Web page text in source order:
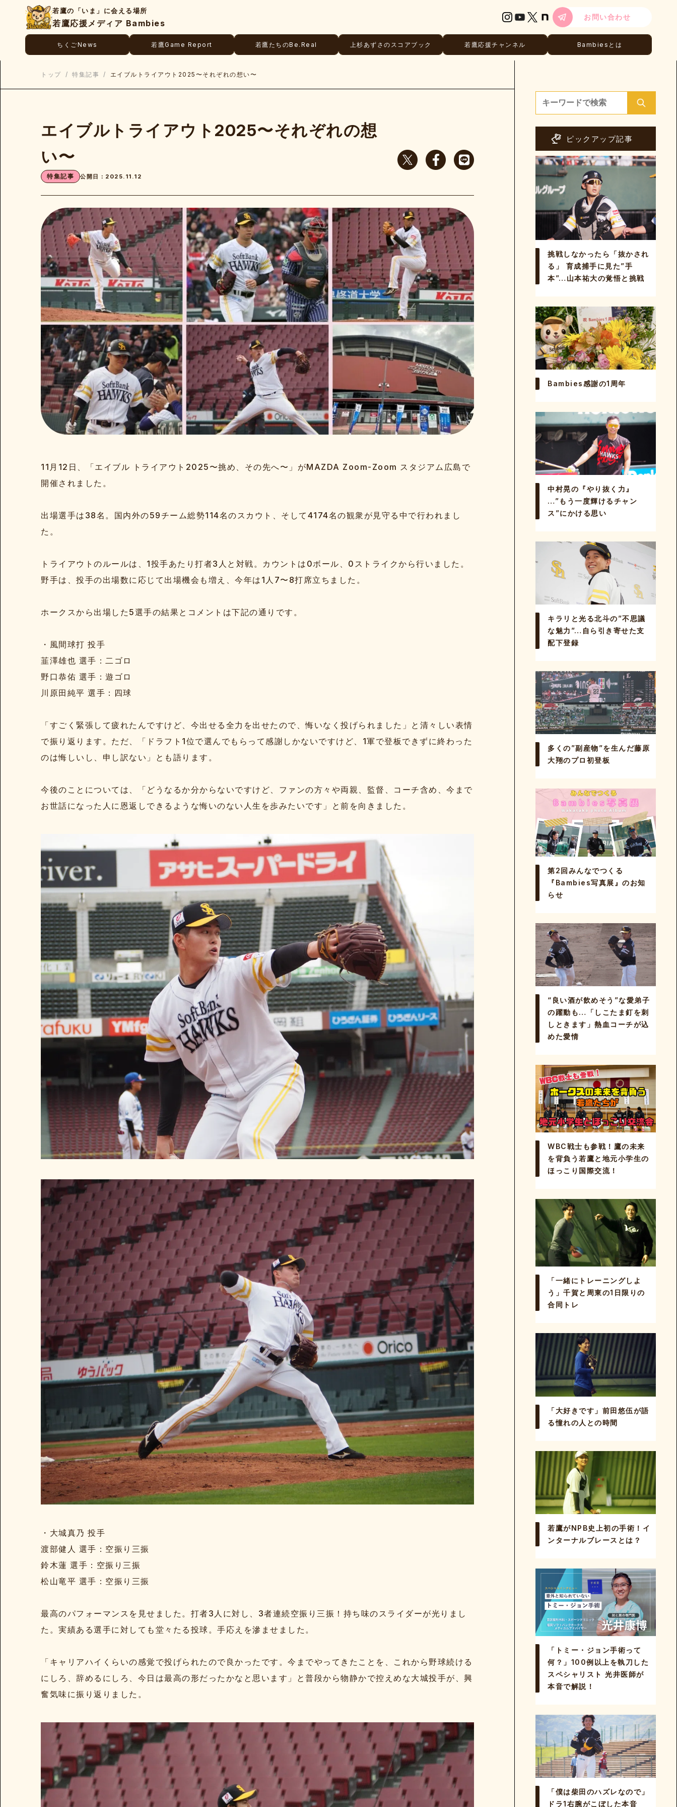
若鷹の「いま」に会える場所
若鷹応援メディア Bambies
お問い合わせ
ちくごNews 若鷹Game Report 若鷹たちのBe.Real 上杉あずさのスコアブック 若鷹応援チャンネル Bambiesとは
索:
若鷹たちのBe.Real
上杉あずさのスコアブック
若鷹応援チャンネル
特集記事
Bambiesとは
取材班一覧お問い合わせ・運営会社 プライバシーポリシー よくある質問サイトマップ
スポンサー
トップ / 特集記事 / エイブルトライアウト2025〜それぞれの想い〜
エイブルトライアウト2025〜それぞれの想
い〜
特集記事 公開日：2025.11.12
11月12日、「エイブル トライアウト2025〜挑め、その先へ〜」がMAZDA Zoom-Zoom スタジアム広島で
開催されました。
出場選手は38名。国内外の59チーム総勢114名のスカウト、そして4174名の観衆が見守る中で行われまし
た。
トライアウトのルールは、1投手あたり打者3人と対戦。カウントは0ボール、0ストライクから行いました。
野手は、投手の出場数に応じて出場機会も増え、今年は1人7〜8打席立ちました。
ホークスから出場した5選手の結果とコメントは下記の通りです。
・風間球打 投手
韮澤雄也 選手：二ゴロ
野口恭佑 選手：遊ゴロ
川原田純平 選手：四球
「すごく緊張して疲れたんですけど、今出せる全力を出せたので、悔いなく投げられました」と清々しい表情
で振り返ります。ただ、「ドラフト1位で選んでもらって感謝しかないですけど、1軍で登板できずに終わった
のは悔しいし、申し訳ない」とも語ります。
今後のことについては、「どうなるか分からないですけど、ファンの方々や両親、監督、コーチ含め、今まで
お世話になった人に恩返しできるような悔いのない人生を歩みたいです」と前を向きました。
・大城真乃 投手
渡部健人 選手：空振り三振
鈴木蓮 選手：空振り三振
松山竜平 選手：空振り三振
最高のパフォーマンスを見せました。打者3人に対し、3者連続空振り三振！持ち味のスライダーが光りまし
た。実績ある選手に対しても堂々たる投球。手応えを滲ませました。
「キャリアハイくらいの感覚で投げられたので良かったです。今までやってきたことを、これから野球続ける
にしろ、辞めるにしろ、今日は最高の形だったかなと思います」と普段から物静かで控えめな大城投手が、興
奮気味に振り返りました。
検
ピックアップ記事
挑戦しなかったら「抜かされ
る」 育成捕手に見た”手
本”…山本祐大の覚悟と挑戦
Bambies感謝の1周年
中村晃の『やり抜く力』
…”もう一度輝けるチャン
ス”にかける思い
キラリと光る北斗の”不思議
な魅力”…自ら引き寄せた支
配下登録
多くの”副産物”を生んだ藤原
大翔のプロ初登板
第2回みんなでつくる
『Bambies写真展』のお知
らせ
“良い酒が飲めそう”な愛弟子
の躍動も…「しこたま釘を刺
しときます」熱血コーチが込
めた愛情
WBC戦士も参戦！鷹の未来
を背負う若鷹と地元小学生の
ほっこり国際交流！
「一緒にトレーニングしよ
う」千賀と周東の1日限りの
合同トレ
「大好きです」前田悠伍が語
る憧れの人との時間
若鷹がNPB史上初の手術！イ
ンターナルブレースとは？
「トミー・ジョン手術って
何？」100例以上を執刀した
スペシャリスト 光井医師が
本音で解説！
「僕は柴田のハズレなので」
ドラ1右腕がこぼした本音